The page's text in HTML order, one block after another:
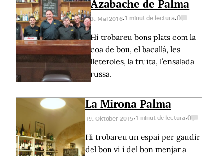
Azabache de Palma
3. Mai 2016·1 minut de lectura·0
Hi trobareu bons plats com la
coa de bou, el bacallà, les
lleteroles, la truita, l’ensalada
russa.
La Mirona Palma
19. Oktober 2015·1 minut de lectura·0
Hi trobareu un espai per gaudir
del bon vi i del bon menjar a